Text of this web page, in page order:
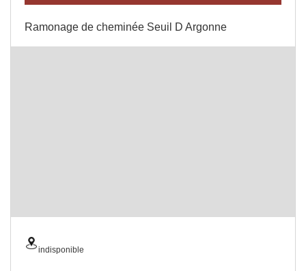
Ramonage de cheminée Seuil D Argonne
indisponible